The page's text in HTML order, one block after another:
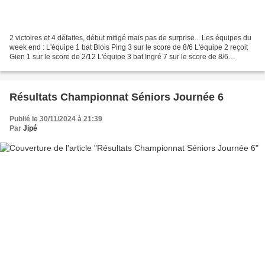
2 victoires et 4 défaites, début mitigé mais pas de surprise... Les équipes du
week end : L'équipe 1 bat Blois Ping 3 sur le score de 8/6 L'équipe 2 reçoit
Gien 1 sur le score de 2/12 L'équipe 3 bat Ingré 7 sur le score de 8/6
Résultats Championnat Séniors Journée 6
Publié le 30/11/2024 à 21:39
Par Jipé